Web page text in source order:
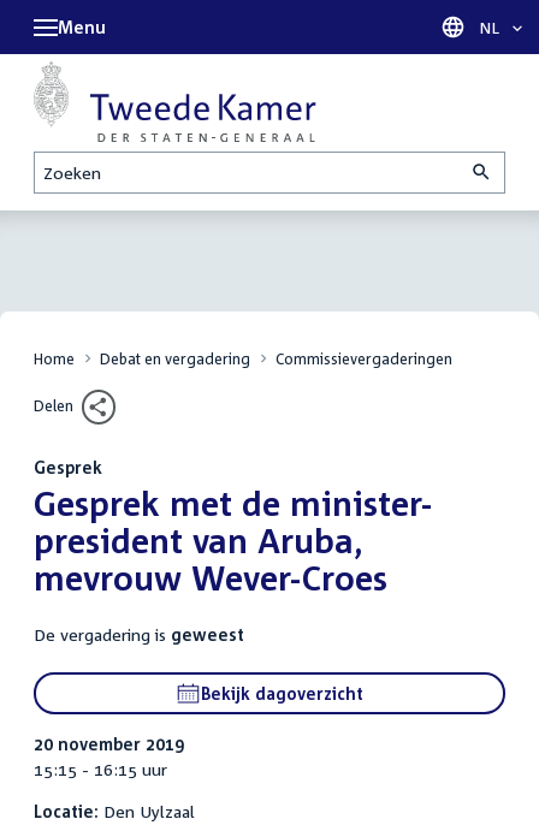
Zoeken
Menu Taal
NL
Home Debat en vergadering Commissievergaderingen
Delen
Gesprek
:Gesprek met de minister-
president van Aruba,
mevrouw Wever-Croes
De vergadering is geweest
Bekijk dagoverzicht
20 november 2019
15:15 - 16:15 uur
Locatie: Den Uylzaal